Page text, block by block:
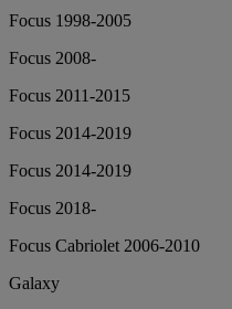
Focus 1998-2005
Focus 2008-
Focus 2011-2015
Focus 2014-2019
Focus 2014-2019
Focus 2018-
Focus Cabriolet 2006-2010
Galaxy